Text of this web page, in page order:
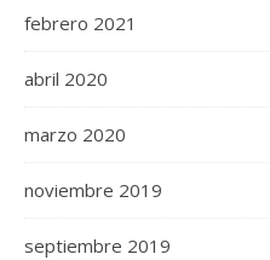
febrero 2021
abril 2020
marzo 2020
noviembre 2019
septiembre 2019